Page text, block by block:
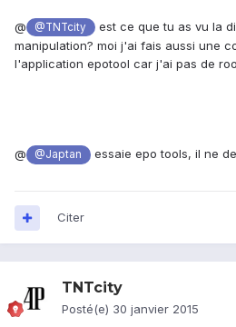
@ @TNTcity
est ce que tu as vu la
manipulation? moi j'ai fais aussi une
l'application epotool car j'ai pas de
@ @Japtan essaie epo tools, il ne
Citer
TNTcity
Posté(e) 30 janvier 2015